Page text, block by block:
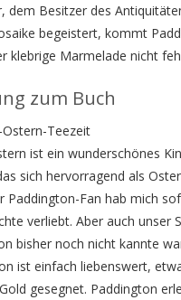
dem Besitzer des
begeistert, kommt
klebrige Marmelade nicht
zum Buch
ist ein wunderschönes
sich hervorragend als
Paddington-Fan hab mich
verliebt. Aber auch unser
bisher noch nicht kannte
ist einfach liebenswert,
gesegnet. Paddington